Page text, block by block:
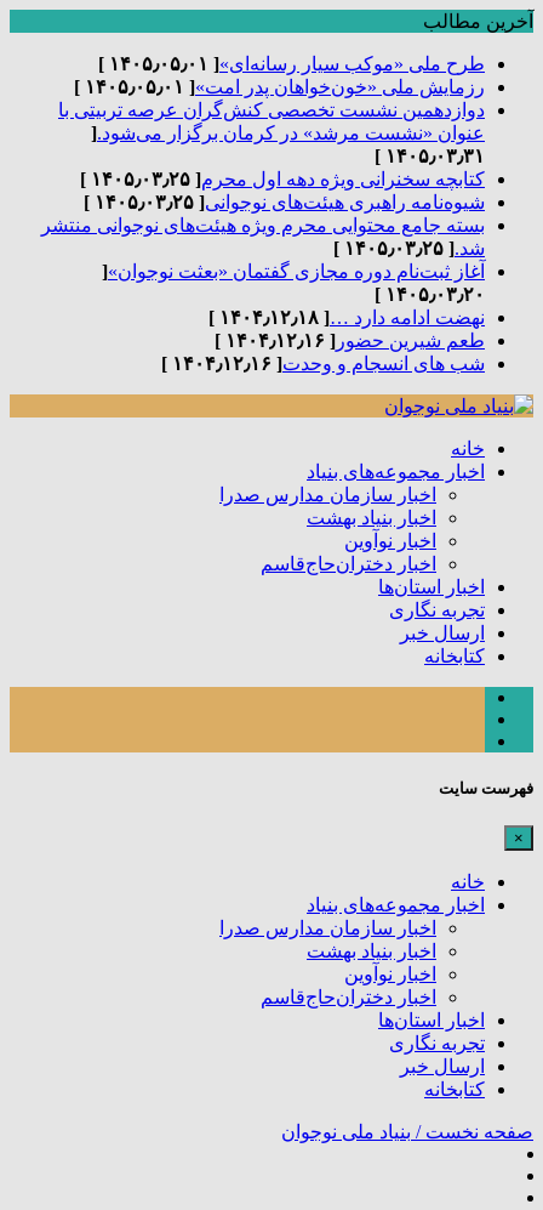
آخرین مطالب
طرح ملی «موکب سیار رسانه‌ای»[ ۱۴۰۵٫۰۵٫۰۱ ]
رزمایش ملی «خون‌خواهان پدر امت»[ ۱۴۰۵٫۰۵٫۰۱ ]
دوازدهمین نشست تخصصی کنش‌گران عرصه تربیتی با
عنوان «نشست مرشد» در کرمان برگزار می‌شود.[
۱۴۰۵٫۰۳٫۳۱ ]
کتابچه سخنرانی ویژه دهه اول محرم[ ۱۴۰۵٫۰۳٫۲۵ ]
شیوه‌نامه راهبری هیئت‌های نوجوانی[ ۱۴۰۵٫۰۳٫۲۵ ]
بسته جامع محتوایی محرم ویژه هیئت‌های نوجوانی منتشر
شد.[ ۱۴۰۵٫۰۳٫۲۵ ]
آغاز ثبت‌نام دوره مجازی گفتمان «بعثت نوجوان»[
۱۴۰۵٫۰۳٫۲۰ ]
نهضت ادامه دارد …[ ۱۴۰۴٫۱۲٫۱۸ ]
طعم شیرین حضور [ ۱۴۰۴٫۱۲٫۱۶ ]
شب های انسجام و وحدت[ ۱۴۰۴٫۱۲٫۱۶ ]
خانه
اخبار مجموعه‌های بنیاد
اخبار سازمان مدارس صدرا
اخبار بنیاد بهشت
اخبار نوآوین
اخبار دختران‌حاج‌قاسم
اخبار استان‌ها
تجربه نگاری
ارسال خبر
کتابخانه
فهرست سایت
×
خانه
اخبار مجموعه‌های بنیاد
اخبار سازمان مدارس صدرا
اخبار بنیاد بهشت
اخبار نوآوین
اخبار دختران‌حاج‌قاسم
اخبار استان‌ها
تجربه نگاری
ارسال خبر
کتابخانه
صفحه نخست / بنیاد ملی نوجوان